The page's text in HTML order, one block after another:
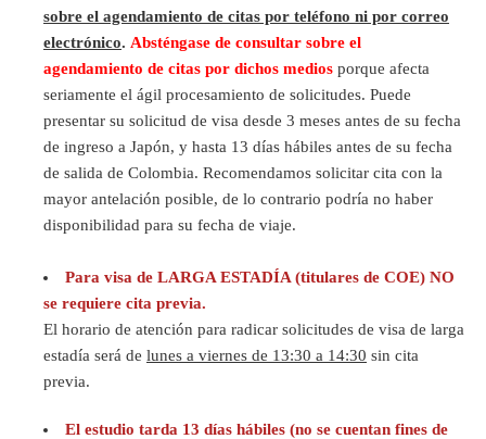
sobre el agendamiento de citas por teléfono ni por correo
electrónico. Absténgase de consultar sobre el
agendamiento de citas por dichos medios porque afecta
seriamente el ágil procesamiento de solicitudes. Puede
presentar su solicitud de visa desde 3 meses antes de su fecha
de ingreso a Japón, y hasta 13 días hábiles antes de su fecha
de salida de Colombia. Recomendamos solicitar cita con la
mayor antelación posible, de lo contrario podría no haber
disponibilidad para su fecha de viaje.
Para visa de LARGA ESTADÍA (titulares de COE) NO
se requiere cita previa.
El horario de atención para radicar solicitudes de visa de larga
estadía será de lunes a viernes de 13:30 a 14:30 sin cita
previa.
El estudio tarda 13 días hábiles (no se cuentan fines de